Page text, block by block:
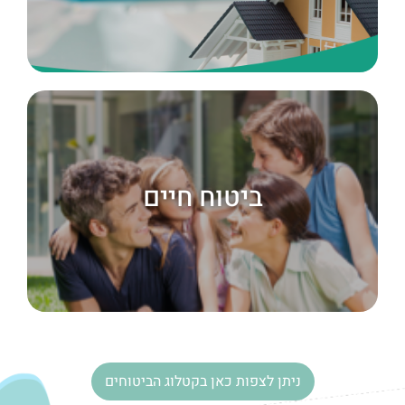
ביטוח חיים
ביטוח
דירה
קרא עוד
ניתן לצפות כאן בקטלוג הביטוחים